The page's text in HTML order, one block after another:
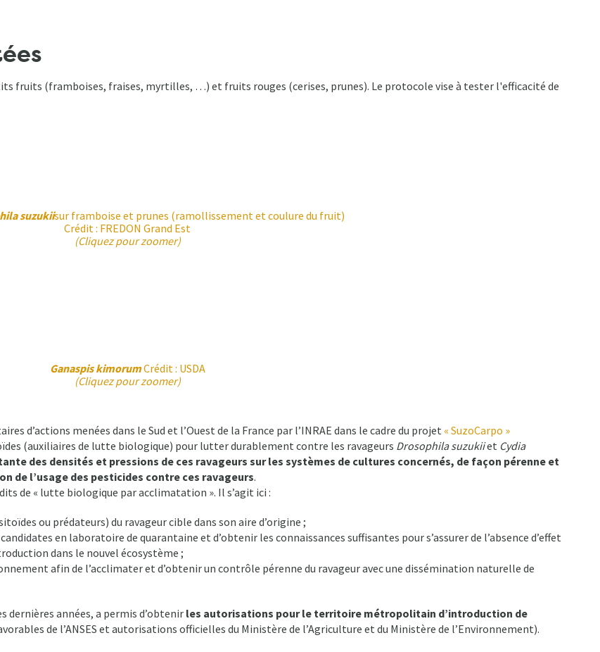
fruits (framboises, fraises, myrtilles, …) et fruits rouges (cerises, prunes). Le protocole vise à tester l'efficacité de
suzukiisur framboise et prunes (ramollissement et coulure du fruit)
Crédit : FREDON Grand Est
(Cliquez pour zoomer)
Ganaspis kimorumCrédit : USDA
(Cliquez pour zoomer)
d’actions menées dans le Sud et l’Ouest de la France par l’INRAE dans le cadre du projet « SuzoCarpo »
(auxiliaires de lutte biologique) pour lutter durablement contre les ravageurs Drosophila suzukiiet Cydia
des densités et pressions de ces ravageurs sur les systèmes de cultures concernés, de façon pérenne et
de l’usage des pesticides contre ces ravageurs.
de « lutte biologique par acclimatation ». Il s’agit ici :
ou prédateurs) du ravageur cible dans son aire d’origine ;
en laboratoire de quarantaine et d’obtenir les connaissances suffisantes pour s’assurer de l’absence d’effet
dans le nouvel écosystème ;
afin de l’acclimater et d’obtenir un contrôle pérenne du ravageur avec une dissémination naturelle de
dernières années, a permis d’obtenir les autorisations pour le territoire métropolitain d’introduction de
de l’ANSES et autorisations officielles du Ministère de l’Agriculture et du Ministère de l’Environnement).